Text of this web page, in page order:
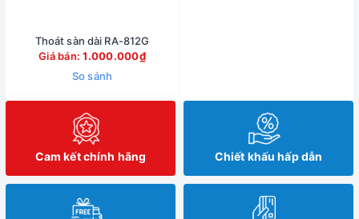
Thoát sàn dài RA-812G
Giá bán:1.000.000₫
So sánh
Cam kết chính hãng Chiết khấu hấp dẫn